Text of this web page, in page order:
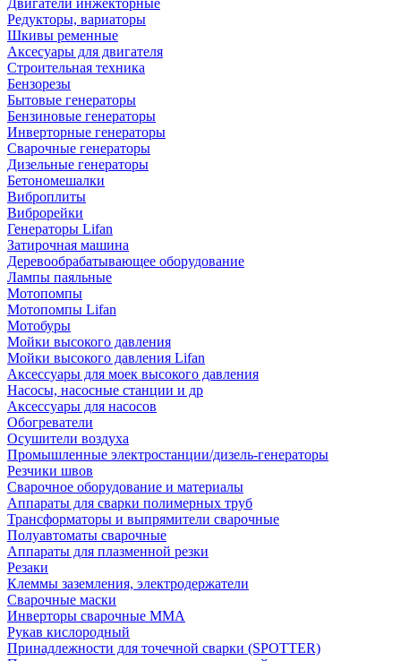
Двигатели инжекторные
Редукторы, вариаторы
Шкивы ременные
Аксесуары для двигателя
Строительная техника
Бензорезы
Бытовые генераторы
Бензиновые генераторы
Инверторные генераторы
Сварочные генераторы
Дизельные генераторы
Бетономешалки
Виброплиты
Виброрейки
Генераторы Lifan
Затирочная машина
Деревообрабатывающее оборудование
Лампы паяльные
Мотопомпы
Мотопомпы Lifan
Мотобуры
Мойки высокого давления
Мойки высокого давления Lifan
Аксессуары для моек высокого давления
Насосы, насосные станции и др
Аксессуары для насосов
Обогреватели
Осушители воздуха
Промышленные электростанции/дизель-генераторы
Резчики швов
Сварочное оборудование и материалы
Аппараты для сварки полимерных труб
Трансформаторы и выпрямители сварочные
Полуавтоматы сварочные
Аппараты для плазменной резки
Резаки
Клеммы заземления, электродержатели
Сварочные маски
Инверторы сварочные ММА
Рукав кислородный
Принадлежности для точечной сварки (SPOTTER)